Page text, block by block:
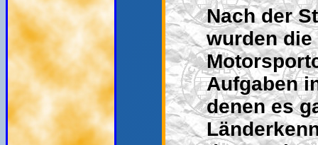
Nach der
wurden die
Aufgaben
denen es